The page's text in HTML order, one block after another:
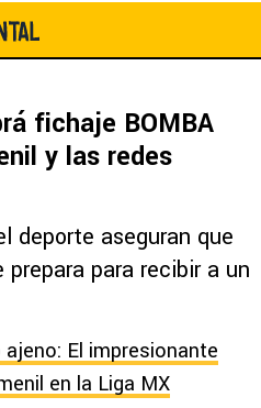
fichaje BOMBA
y las redes
deporte aseguran que
para recibir a un
El impresionante
en la Liga MX